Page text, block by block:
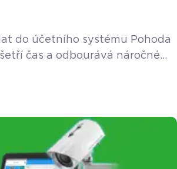
do účetního systému Pohoda
čas a odbourává náročné
– vinný bar. Myšlenka podnikat
kdy si uvědomili, že
v kanceláři jim […]